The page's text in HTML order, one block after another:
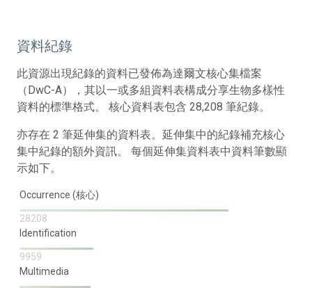
資料紀錄
此資源出現紀錄的資料已發佈為達爾文核心集檔案
（DwC-A），其以一或多組資料表構成分享生物多樣性
資料的標準格式。 核心資料表包含 28,208 筆紀錄。
亦存在 2 筆延伸集的資料表。延伸集中的紀錄補充核心
集中紀錄的額外資訊。 每個延伸集資料表中資料筆數顯
示如下。
Occurrence (核心)
28208
Identification
9959
Multimedia